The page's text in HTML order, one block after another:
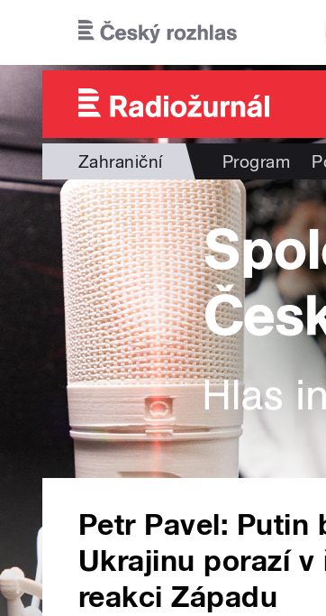
Zahraniční Program
Petr Pavel: Putin
Ukrajinu porazí v
reakci Západu